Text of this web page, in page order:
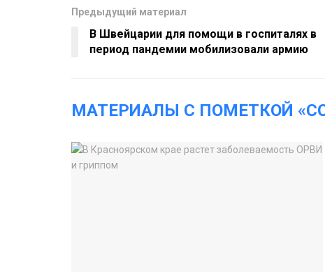
Предыдущий материал
В Швейцарии для помощи в госпиталях в
период пандемии мобилизовали армию
МАТЕРИАЛЫ С ПОМЕТКОЙ